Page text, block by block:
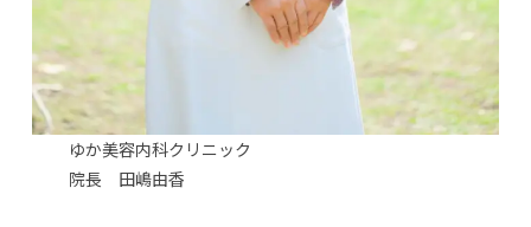
ゆか美容内科クリニック
院長 田嶋由香